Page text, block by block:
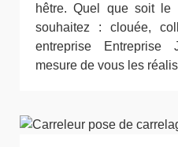
hêtre. Quel que soit
souhaitez : clouée,
entreprise Entreprise
mesure de vous les